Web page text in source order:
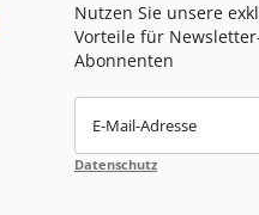
Nutzen Sie unsere
Vorteile für
Abonnenten
E-Mail-Adresse
Datenschutz